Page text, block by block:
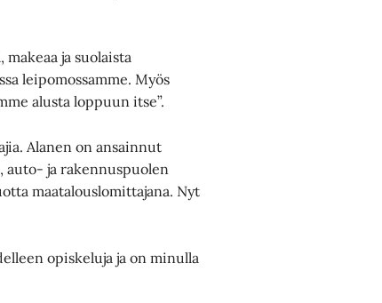
ja suolaista
leipomossamme. Myös
alusta loppuun itse”.
Alanen on ansainnut
auto- ja rakennuspuolen
maatalouslomittajana. Nyt
opiskeluja ja on minulla